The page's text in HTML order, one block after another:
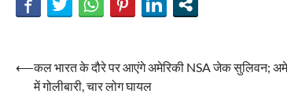
Post
navigation
⟵कल भारत के दौरे पर आएंगे अमेरिकी NSA जेक सुलिवन;
में गोलीबारी, चार लोग घायल